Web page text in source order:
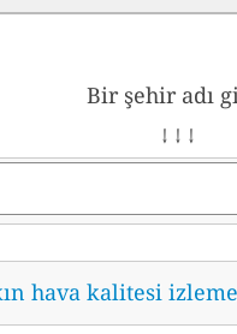
Bir şehir adı
↓ ↓ ↓
hava kalitesi